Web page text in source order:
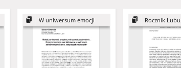
W uniwersum emocji Rocznik